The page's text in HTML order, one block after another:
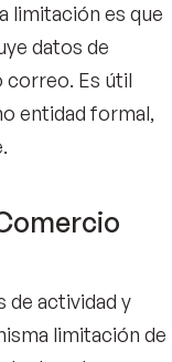
limitación es que
datos de
Es útil
entidad formal,
de actividad y
limitación de